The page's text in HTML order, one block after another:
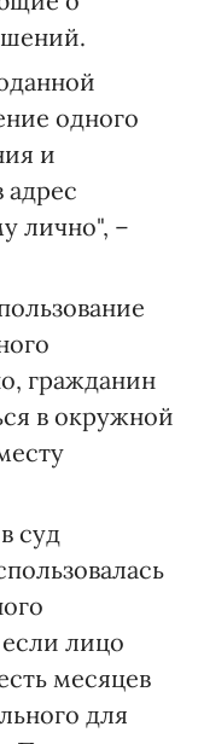
одного
и
адрес
лично", –
гражданин
в окружной
суд
лицо
месяцев
для